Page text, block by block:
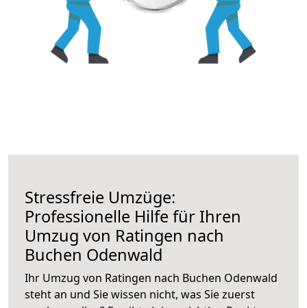
Stressfreie Umzüge:
Professionelle Hilfe für Ihren
Umzug von Ratingen nach
Buchen Odenwald
Ihr Umzug von Ratingen nach Buchen Odenwald
steht an und Sie wissen nicht, was Sie zuerst